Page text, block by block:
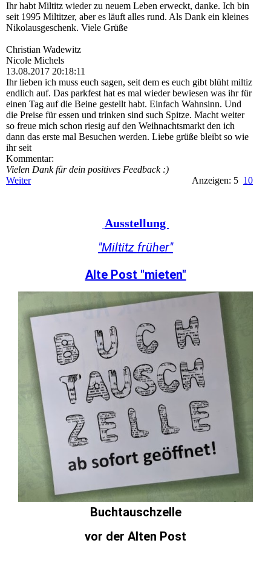
Ihr habt Miltitz wieder zu neuem Leben erweckt, danke. Ich bin
seit 1995 Miltitzer, aber es läuft alles rund. Als Dank ein kleines
Nikolausgeschenk. Viele Grüße
Christian Wadewitz
Nicole Michels
13.08.2017 20:18:11
Ihr lieben ich muss euch sagen, seit dem es euch gibt blüht miltiz
endlich auf. Das parkfest hat es mal wieder bewiesen was ihr für
einen Tag auf die Beine gestellt habt. Einfach Wahnsinn. Und
die Preise für essen und trinken sind such Spitze. Macht weiter
so freue mich schon riesig auf den Weihnachtsmarkt den ich
dann das erste mal Besuchen werden. Liebe grüße bleibt so wie
ihr seit
Kommentar:
Vielen Dank für dein positives Feedback :)
Weiter
Anzeigen: 5 10
Ausstellung
"Miltitz früher"
Alte Post "mieten"
Buchtauschzelle
vor der Alten Post